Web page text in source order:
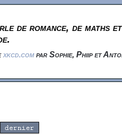
de romance, de maths et
xkcd.compar Sophie, Phiip et